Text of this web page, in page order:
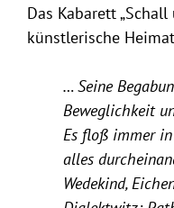
Das Kabarett
künstlerische
… Seine
Beweglichkeit
Es floß immer
alles
Wedekind,